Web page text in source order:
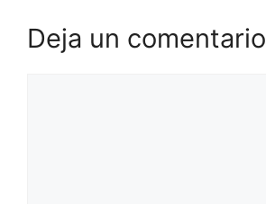
Deja un comentario